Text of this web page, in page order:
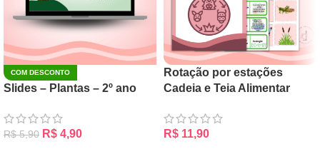
COM DESCONTO
Slides – Plantas – 2º ano
R$5,90 R$ 4,90
Rotação por estações
Cadeia e Teia Alimentar
R$ 11,90